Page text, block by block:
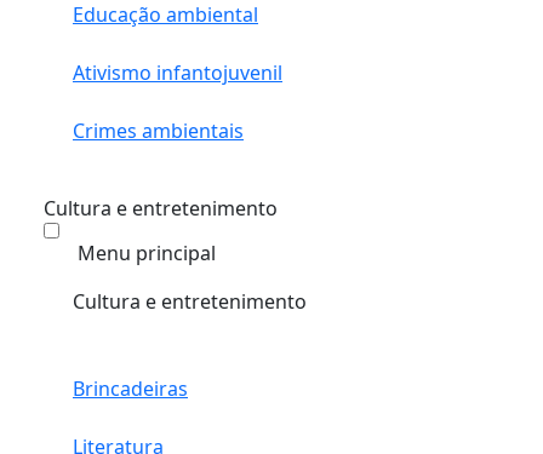
Educação ambiental
Ativismo infantojuvenil
Crimes ambientais
Cultura e entretenimento
Menu principal
Cultura e entretenimento
Brincadeiras
Literatura